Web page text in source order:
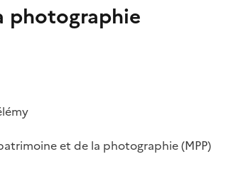
photographie
et de la photographie (MPP)